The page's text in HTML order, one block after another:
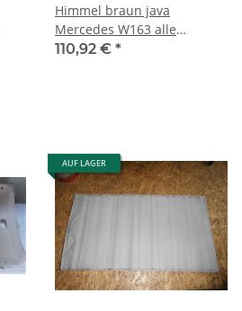
Himmel braun java
Mercedes W163 alle
Modelle 1998-2001
110,92 € *
AUF LAGER